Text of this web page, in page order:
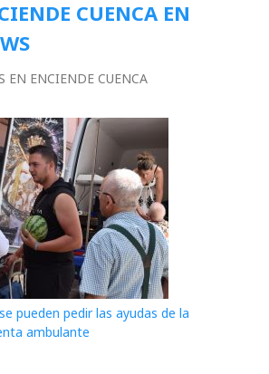
CUENCA EN
EN ENCIENDE CUENCA
pueden pedir las ayudas de la
ambulante